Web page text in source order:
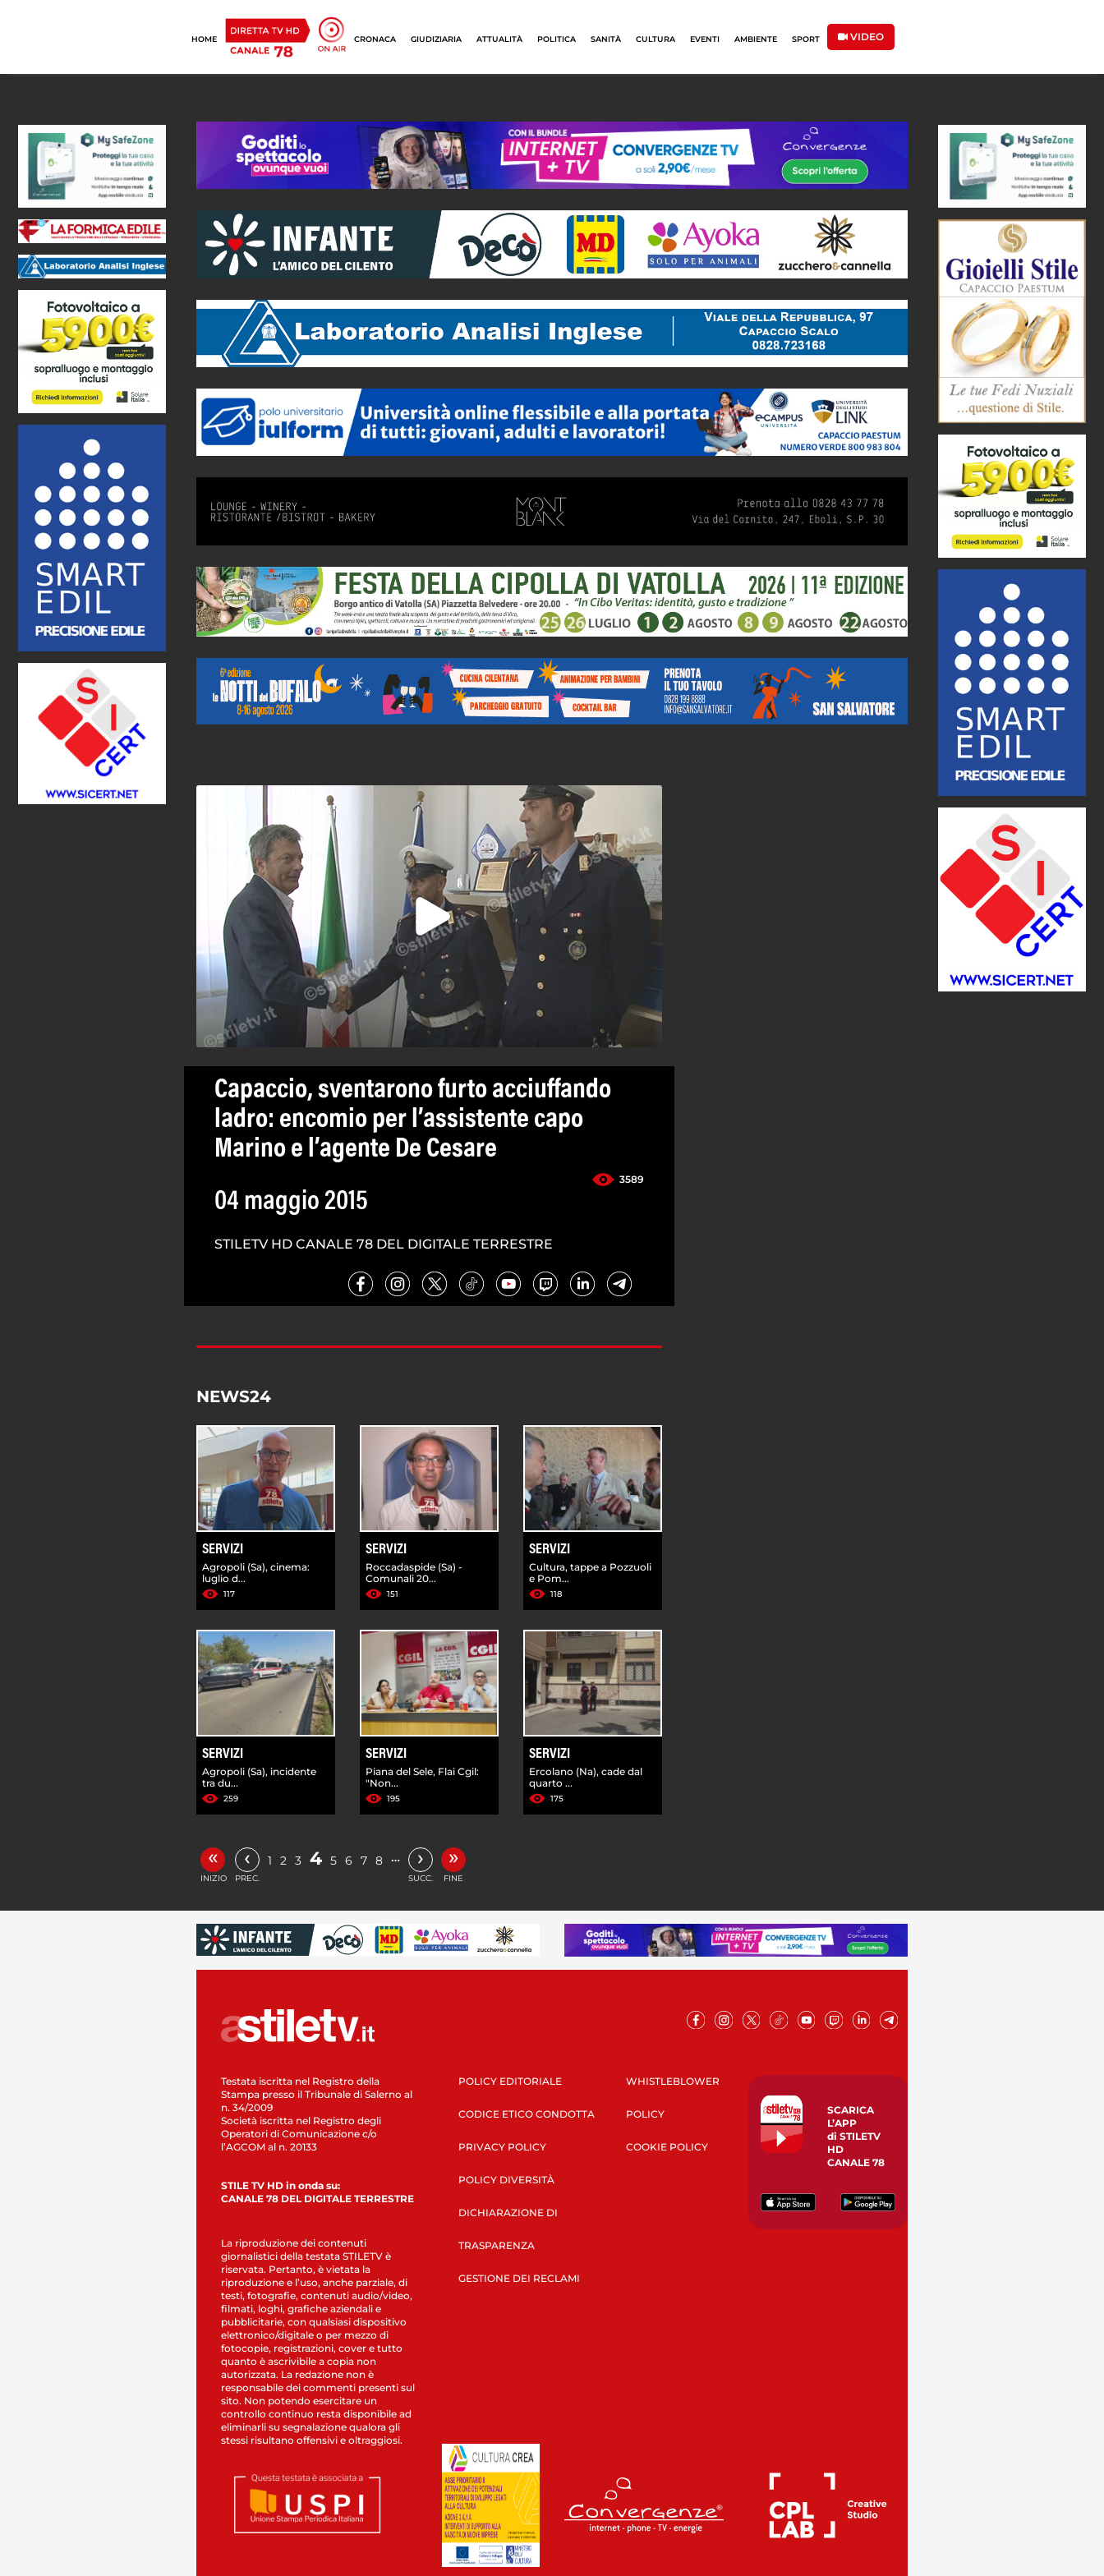
HOME CRONACA GIUDIZIARIA ATTUALITÀ POLITICA SANITÀ CULTURA EVENTI AMBIENTE SPORT VIDEO
Capaccio, sventarono furto acciuffando
ladro: encomio per l’assistente capo
Marino e l’agente De Cesare
3589
04 maggio 2015
STILETV HD CANALE 78 DEL DIGITALE TERRESTRE
NEWS24
SERVIZI
Agropoli (Sa), cinema:
luglio d...
117
SERVIZI
Roccadaspide (Sa) -
Comunali 20...
151
SERVIZI
Cultura, tappe a Pozzuoli
e Pom...
118
SERVIZI
Agropoli (Sa), incidente
tra du...
259
SERVIZI
Piana del Sele, Flai Cgil:
"Non...
195
SERVIZI
Ercolano (Na), cade dal
quarto ...
175
«
INIZIO
‹
PREC.
1 2 3 4 5 6 7 8 … ›
SUCC.
»
FINE
Testata iscritta nel Registro della
Stampa presso il Tribunale di Salerno al
n. 34/2009
Società iscritta nel Registro degli
Operatori di Comunicazione c/o
l’AGCOM al n. 20133
STILE TV HD in onda su:
CANALE 78 DEL DIGITALE TERRESTRE
La riproduzione dei contenuti
giornalistici della testata STILETV è
riservata. Pertanto, è vietata la
riproduzione e l’uso, anche parziale, di
testi, fotografie, contenuti audio/video,
filmati, loghi, grafiche aziendali e
pubblicitarie, con qualsiasi dispositivo
elettronico/digitale o per mezzo di
fotocopie, registrazioni, cover e tutto
quanto è ascrivibile a copia non
autorizzata. La redazione non è
responsabile dei commenti presenti sul
sito. Non potendo esercitare un
controllo continuo resta disponibile ad
eliminarli su segnalazione qualora gli
stessi risultano offensivi e oltraggiosi.
POLICY EDITORIALE
CODICE ETICO CONDOTTA
PRIVACY POLICY
POLICY DIVERSITÀ
DICHIARAZIONE DI
TRASPARENZA
GESTIONE DEI RECLAMI
WHISTLEBLOWER
POLICY
COOKIE POLICY
SCARICA
L’APP
di STILETV
HD
CANALE 78